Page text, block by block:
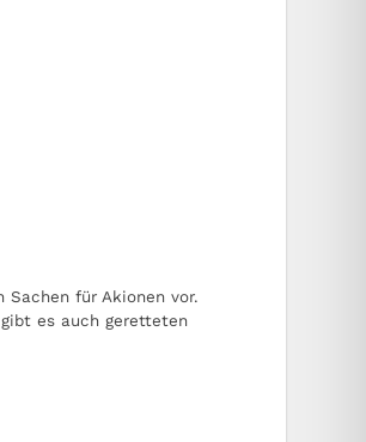
für Akionen vor.
es auch geretteten